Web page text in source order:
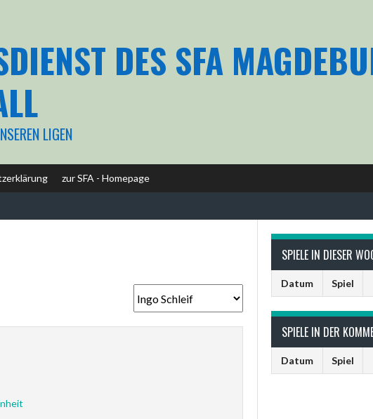
DES SFA
LIGEN
zur SFA - Homepage
SPIELE IN DIESER
Datum Spiel
SPIELE IN DER
Datum Spiel